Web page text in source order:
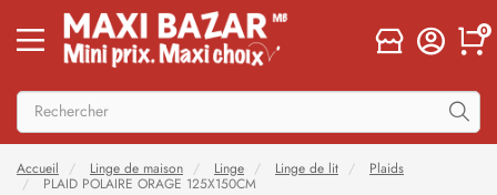
0
Accueil Linge de maison Linge Linge de lit
Plaids
PLAID POLAIRE ORAGE 125X150CM